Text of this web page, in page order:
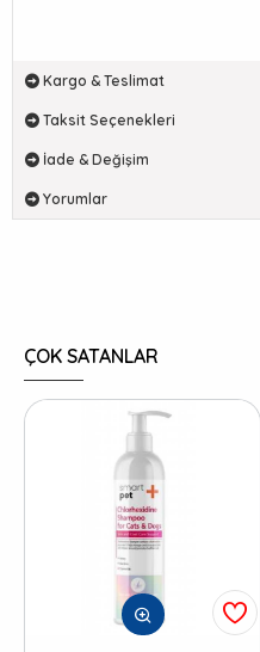
Kargo & Teslimat
Taksit Seçenekleri
İade & Değişim
Yorumlar
ÇOK SATANLAR